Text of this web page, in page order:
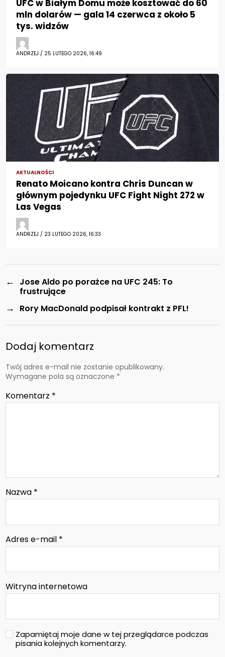
UFC w Białym Domu może kosztować do 60
mln dolarów — gala 14 czerwca z około 5
tys. widzów
ANDRZEJ / 25 LUTEGO 2026, 16:49
AKTUALNOŚCI
Renato Moicano kontra Chris Duncan w
głównym pojedynku UFC Fight Night 272 w
Las Vegas
ANDRZEJ / 23 LUTEGO 2026, 16:33
←
Jose Aldo po porażce na UFC 245: To
frustrujące
→ Rory MacDonald podpisał kontrakt z PFL!
Dodaj komentarz
Twój adres e-mail nie zostanie opublikowany.
Wymagane pola są oznaczone *
Komentarz *
Nazwa *
Adres e-mail *
Witryna internetowa
Zapamiętaj moje dane w tej przeglądarce podczas
pisania kolejnych komentarzy.